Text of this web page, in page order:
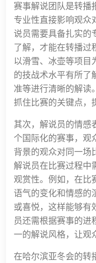
赛事解说团队是转播
专业性直接影响观众
说员需要具备扎实的
了解，才能在转播过
以滑雪、冰壶等项目
的技战术水平有所了
准等进行清晰的解读
抓住比赛的关键点，
其次，解说员的情感
个国际化的赛事，观
背景的观众对同一场
解说员在比赛过程中
观赏性。例如，在比
语气的变化和情感的
或喜悦，这样能够有
员还需根据赛事的进
一的解说风格，让观
在哈尔滨亚冬会的转